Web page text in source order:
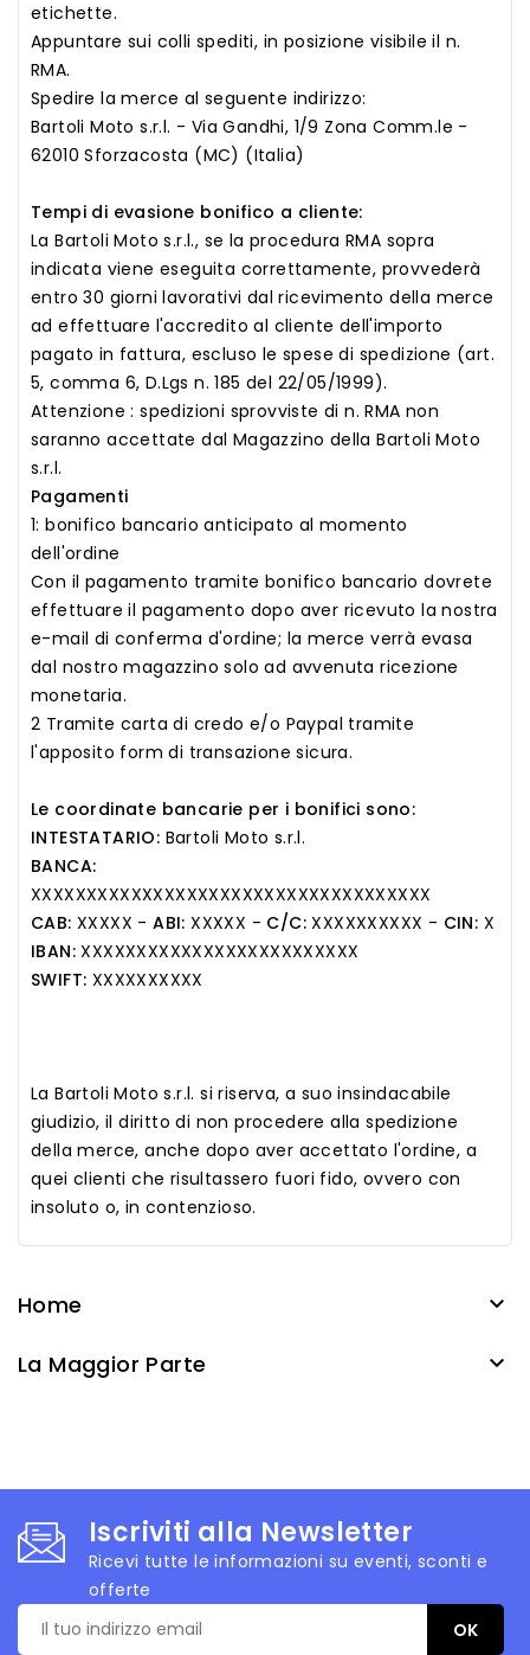
etichette.
Appuntare sui colli spediti, in posizione visibile il n.
RMA.
Spedire la merce al seguente indirizzo:
Bartoli Moto s.r.l. - Via Gandhi, 1/9 Zona Comm.le -
62010 Sforzacosta (MC) (Italia)
Tempi di evasione bonifico a cliente:
La Bartoli Moto s.r.l., se la procedura RMA sopra
indicata viene eseguita correttamente, provvederà
entro 30 giorni lavorativi dal ricevimento della merce
ad effettuare l'accredito al cliente dell'importo
pagato in fattura, escluso le spese di spedizione (art.
5, comma 6, D.Lgs n. 185 del 22/05/1999).
Attenzione : spedizioni sprovviste di n. RMA non
saranno accettate dal Magazzino della Bartoli Moto
s.r.l.
Pagamenti
1: bonifico bancario anticipato al momento
dell'ordine
Con il pagamento tramite bonifico bancario dovrete
effettuare il pagamento dopo aver ricevuto la nostra
e-mail di conferma d'ordine; la merce verrà evasa
dal nostro magazzino solo ad avvenuta ricezione
monetaria.
2 Tramite carta di credo e/o Paypal tramite
l'apposito form di transazione sicura.
Le coordinate bancarie per i bonifici sono:
INTESTATARIO: Bartoli Moto s.r.l.
BANCA:
XXXXXXXXXXXXXXXXXXXXXXXXXXXXXXXXXXXX
CAB: XXXXX -ABI: XXXXX - C/C: XXXXXXXXXX - CIN: X
IBAN: XXXXXXXXXXXXXXXXXXXXXXXXX
SWIFT: XXXXXXXXXX
La Bartoli Moto s.r.l. si riserva, a suo insindacabile
giudizio, il diritto di non procedere alla spedizione
della merce, anche dopo aver accettato l'ordine, a
quei clienti che risultassero fuori fido, ovvero con
insoluto o, in contenzioso.
Home 
La Maggior Parte 
Iscriviti alla Newsletter
Ricevi tutte le informazioni su eventi, sconti e
offerte